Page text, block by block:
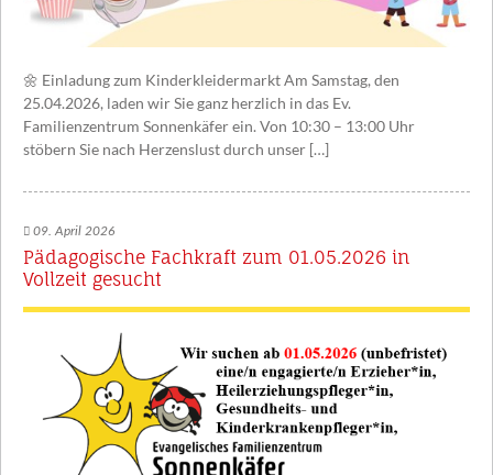
🌼 Einladung zum Kinderkleidermarkt Am Samstag, den
25.04.2026, laden wir Sie ganz herzlich in das Ev.
Familienzentrum Sonnenkäfer ein. Von 10:30 – 13:00 Uhr
stöbern Sie nach Herzenslust durch unser […]
09. April 2026
Pädagogische Fachkraft zum 01.05.2026 in
Vollzeit gesucht